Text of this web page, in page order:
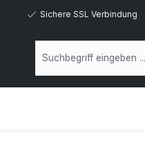
Sichere SSL Verbindung